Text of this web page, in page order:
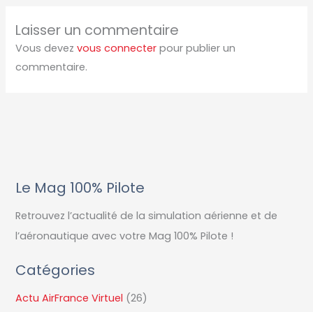
Laisser un commentaire
Vous devezvous connecter pour publier un
commentaire.
Le Mag 100% Pilote
Retrouvez l’actualité de la simulation aérienne et de
l’aéronautique avec votre Mag 100% Pilote !
Catégories
Actu AirFrance Virtuel (26)